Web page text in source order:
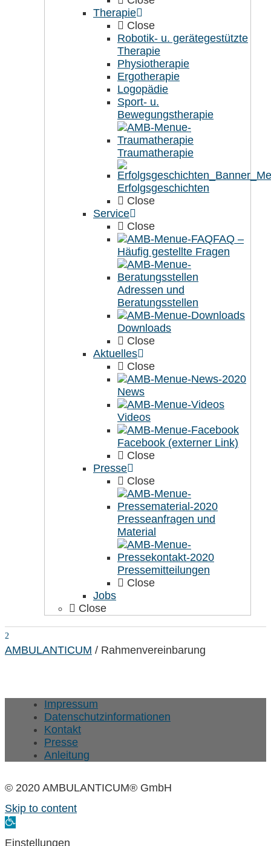
Therapie
Close
Robotik- u. gerätegestützte
Therapie
Physiotherapie
Ergotherapie
Logopädie
Sport- u.
Bewegungstherapie
Traumatherapie
Erfolgsgeschichten
Close
Service
Close
FAQ –
Häufig gestellte Fragen
Adressen und
Beratungsstellen
Downloads
Close
Aktuelles
Close
News
Videos
Facebook (externer Link)
Close
Presse
Close
Presseanfragen und
Material
Pressemitteilungen
Close
Jobs
Close
AMBULANTICUM / Rahmenvereinbarung
Impressum
Datenschutzinformationen
Kontakt
Presse
Anleitung
© 2020 AMBULANTICUM® GmbH
Skip to content
Open
Einstellungen